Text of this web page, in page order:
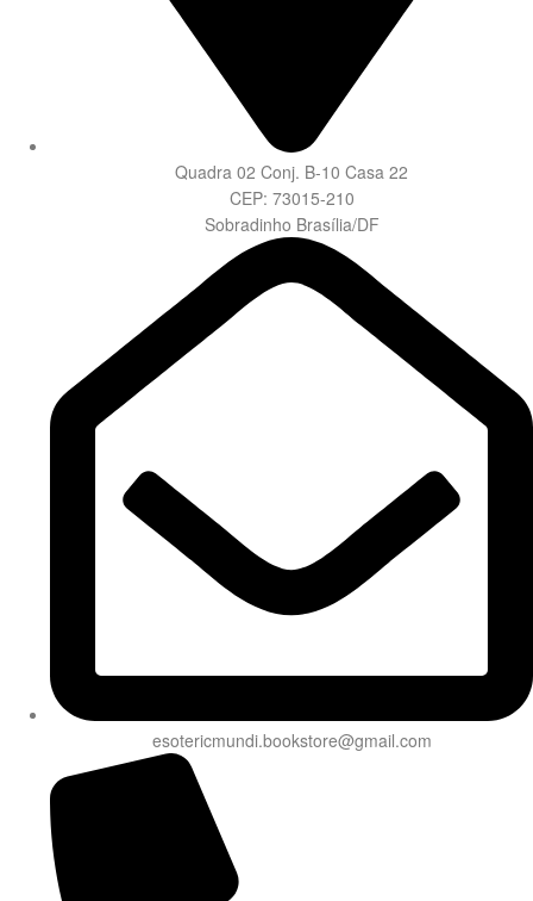
Quadra 02 Conj. B-10 Casa 22
CEP: 73015-210
Sobradinho Brasília/DF
esotericmundi.bookstore@gmail.com